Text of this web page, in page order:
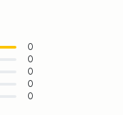
0
0
0
0
0